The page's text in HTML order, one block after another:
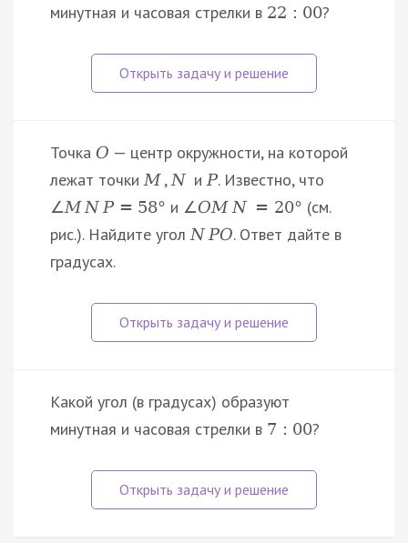
минутная и часовая стрелки в 22 : 00?
Точка O — центр окружности, на которой
лежат точкиM ,N иP. Известно, что
∠M N P = 58° и ∠OM N = 20° (см.
рис.). Найдите уголN PO. Ответ дайте в
градусах.
Какой угол (в градусах) образуют
минутная и часовая стрелки в 7 : 00?